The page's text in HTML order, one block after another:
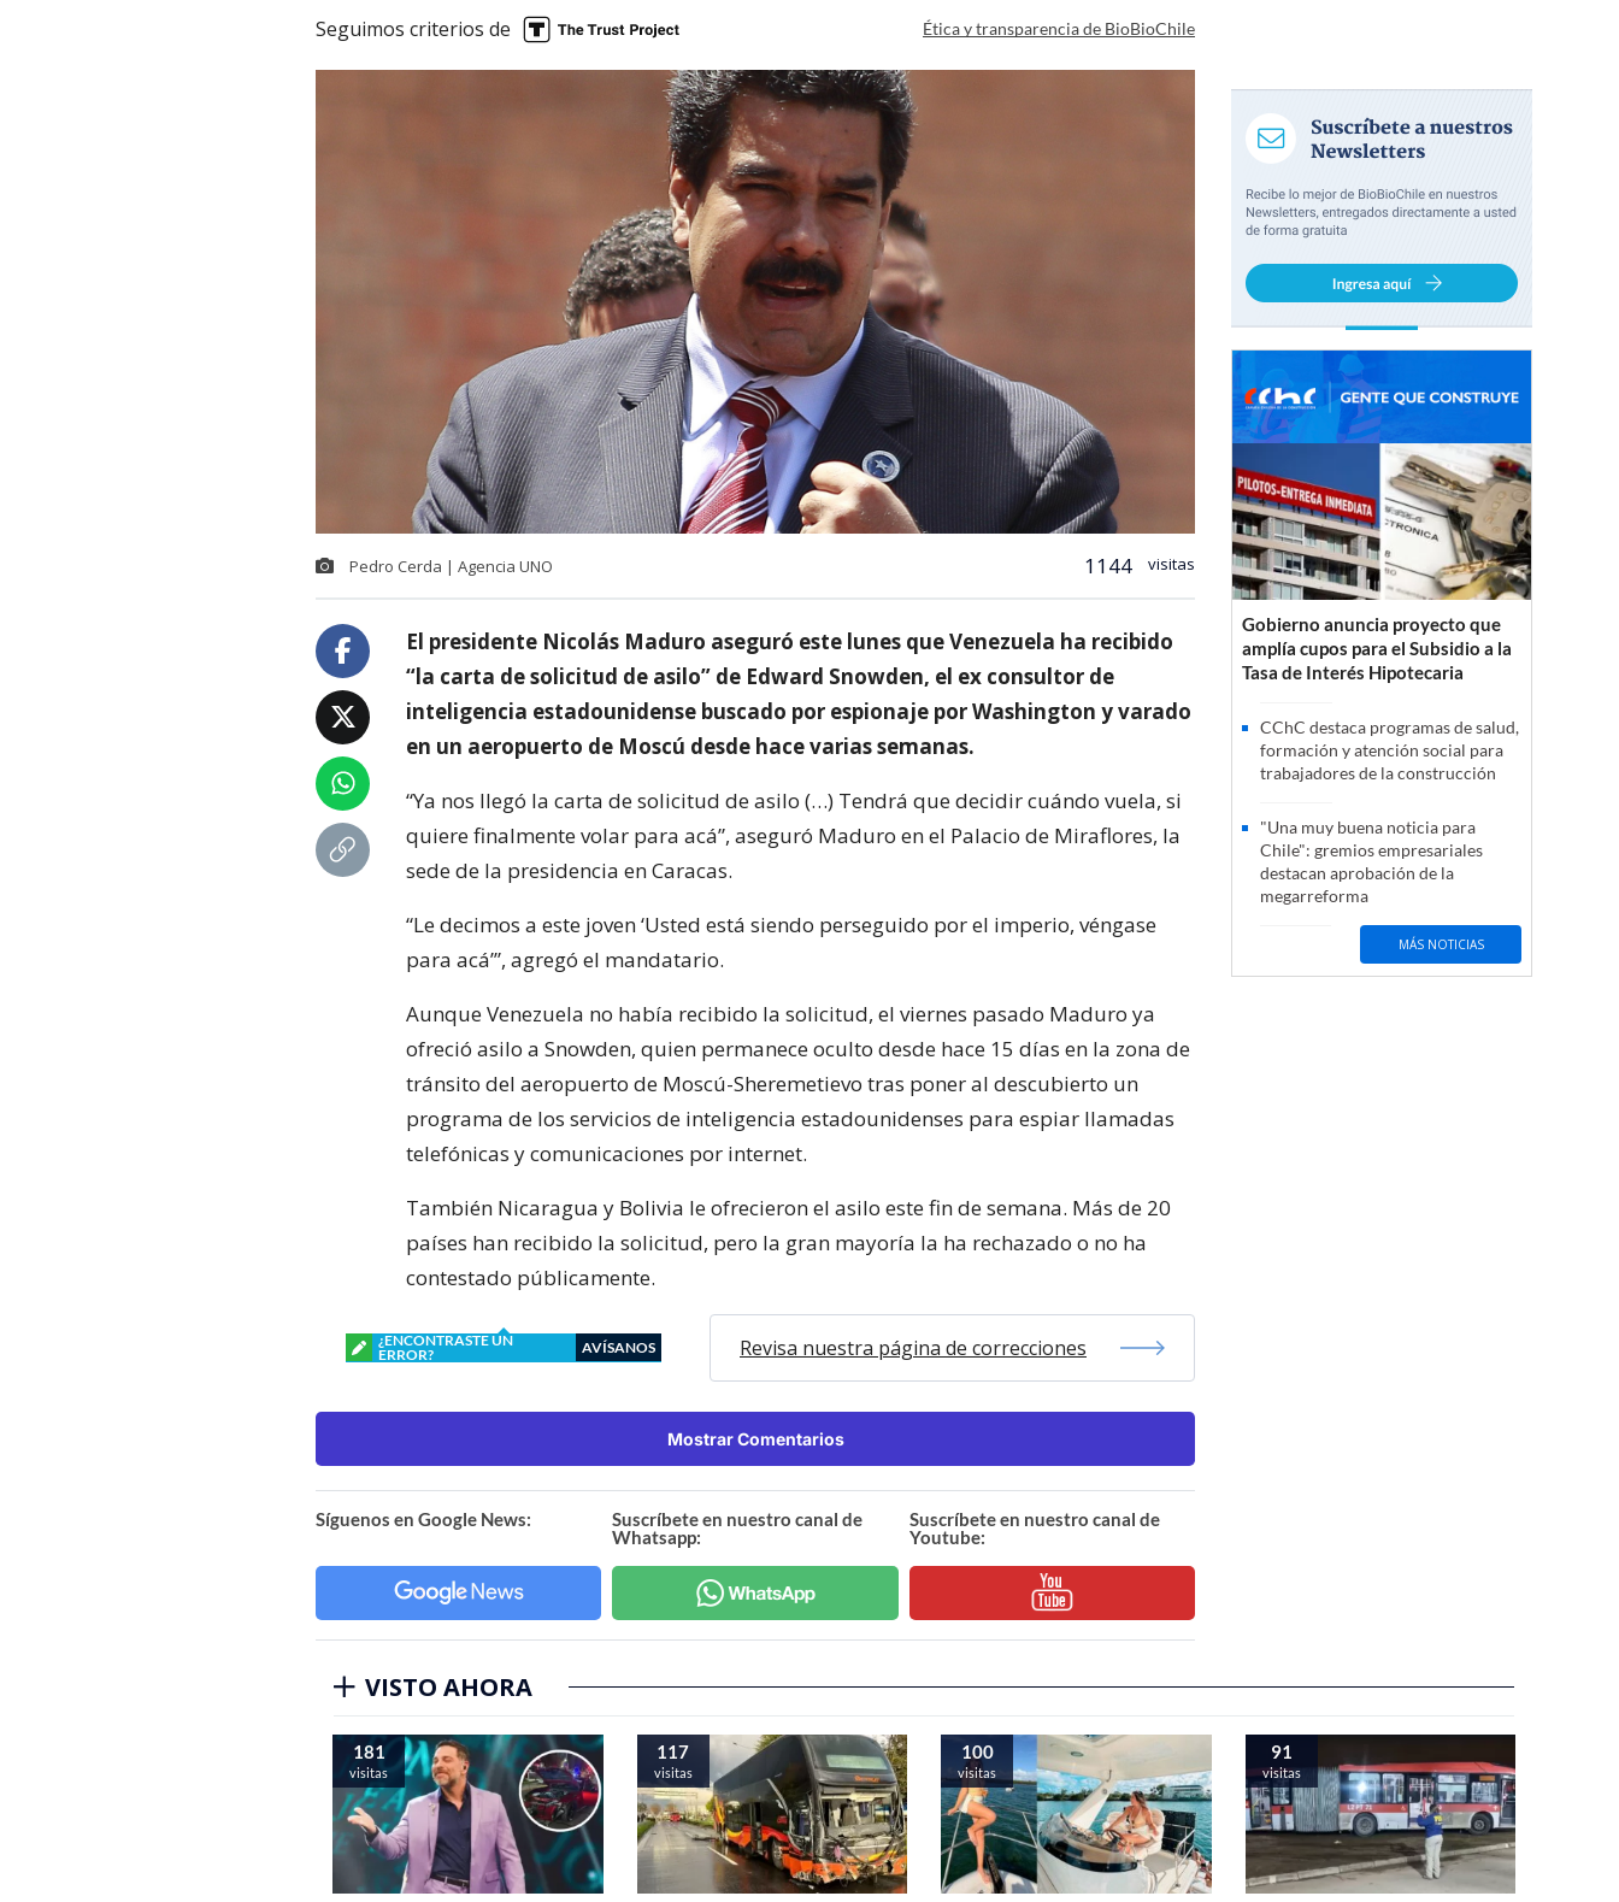
Seguimos criterios de Ética y transparencia de BioBioChile
Pedro Cerda | Agencia UNO 1144 visitas
El presidente Nicolás Maduro aseguró este lunes que Venezuela ha recibido
“la carta de solicitud de asilo” de Edward Snowden, el ex consultor de
inteligencia estadounidense buscado por espionaje por Washington y varado
en un aeropuerto de Moscú desde hace varias semanas.
“Ya nos llegó la carta de solicitud de asilo (…) Tendrá que decidir cuándo vuela, si
quiere finalmente volar para acá”, aseguró Maduro en el Palacio de Miraflores, la
sede de la presidencia en Caracas.
“Le decimos a este joven ‘Usted está siendo perseguido por el imperio, véngase
para acá’”, agregó el mandatario.
Aunque Venezuela no había recibido la solicitud, el viernes pasado Maduro ya
ofreció asilo a Snowden, quien permanece oculto desde hace 15 días en la zona de
tránsito del aeropuerto de Moscú-Sheremetievo tras poner al descubierto un
programa de los servicios de inteligencia estadounidenses para espiar llamadas
telefónicas y comunicaciones por internet.
También Nicaragua y Bolivia le ofrecieron el asilo este fin de semana. Más de 20
países han recibido la solicitud, pero la gran mayoría la ha rechazado o no ha
contestado públicamente.
¿ENCONTRASTE UN
ERROR?
AVÍSANOS Revisa nuestra página de correcciones
Mostrar Comentarios
Síguenos en Google News:
Suscríbete en nuestro canal de
Whatsapp:
Suscríbete en nuestro canal de
Youtube:
Gobierno anuncia proyecto que
amplía cupos para el Subsidio a la
Tasa de Interés Hipotecaria
CChC destaca programas de salud,
formación y atención social para
trabajadores de la construcción
"Una muy buena noticia para
Chile": gremios empresariales
destacan aprobación de la
megarreforma
MÁS NOTICIAS
VISTO AHORA
181
visitas
117
visitas
100
visitas
91
visitas